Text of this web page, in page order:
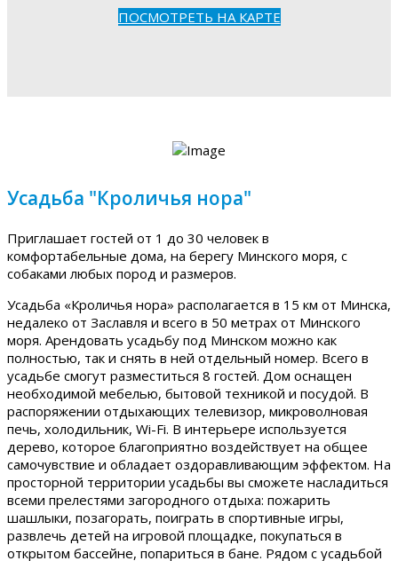
ПОСМОТРЕТЬ НА КАРТЕ
Усадьба "Кроличья нора"
Приглашает гостей от 1 до 30 человек в
комфортабельные дома, на берегу Минского моря, с
собаками любых пород и размеров.
Усадьба «Кроличья нора» располагается в 15 км от Минска,
недалеко от Заславля и всего в 50 метрах от Минского
моря. Арендовать усадьбу под Минском можно как
полностью, так и снять в ней отдельный номер. Всего в
усадьбе смогут разместиться 8 гостей. Дом оснащен
необходимой мебелью, бытовой техникой и посудой. В
распоряжении отдыхающих телевизор, микроволновая
печь, холодильник, Wi-Fi. В интерьере используется
дерево, которое благоприятно воздействует на общее
самочувствие и обладает оздоравливающим эффектом. На
просторной территории усадьбы вы сможете насладиться
всеми прелестями загородного отдыха: пожарить
шашлыки, позагорать, поиграть в спортивные игры,
развлечь детей на игровой площадке, покупаться в
открытом бассейне, попариться в бане. Рядом с усадьбой